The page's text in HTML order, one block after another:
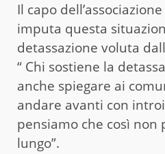
Il capo
imputa questa
detassazione voluta
“ Chi sostiene la
anche spiegare ai
andare avanti con
pensiamo che così non
lungo”.